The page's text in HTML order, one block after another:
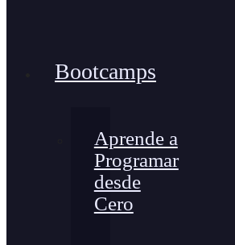
Bootcamps
Aprende a
Programar
desde
Cero